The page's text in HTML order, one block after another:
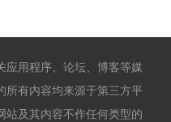
应用程序、论坛、博客等媒
所有内容均来源于第三方平
站及其内容不作任何类型的